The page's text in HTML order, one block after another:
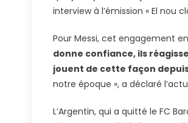
interview à l’émission « El nou
Pour Messi, cet engagement
donne confiance, ils
jouent de cette façon
notre époque », a déclaré
L’Argentin, qui a quitté le FC